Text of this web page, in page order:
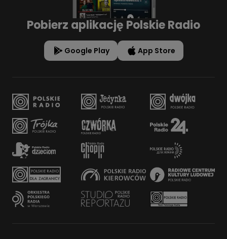
Pobierz aplikację Polskie Radio
Google Play App Store